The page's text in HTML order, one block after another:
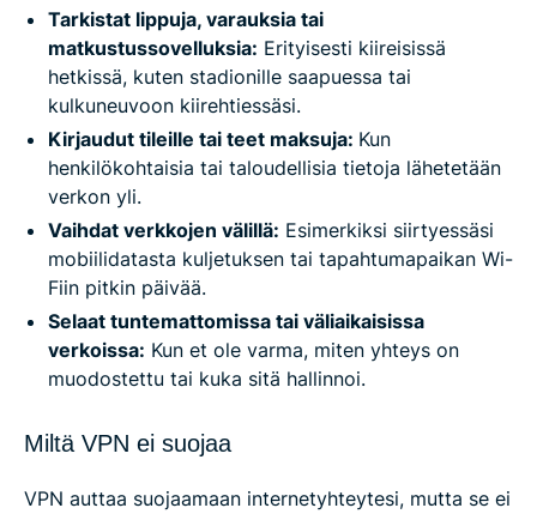
Tarkistat lippuja, varauksia tai
matkustussovelluksia: Erityisesti kiireisissä
hetkissä, kuten stadionille saapuessa tai
kulkuneuvoon kiirehtiessäsi.
Kirjaudut tileille tai teet maksuja: Kun
henkilökohtaisia tai taloudellisia tietoja lähetetään
verkon yli.
Vaihdat verkkojen välillä: Esimerkiksi siirtyessäsi
mobiilidatasta kuljetuksen tai tapahtumapaikan Wi-
Fiin pitkin päivää.
Selaat tuntemattomissa tai väliaikaisissa
verkoissa: Kun et ole varma, miten yhteys on
muodostettu tai kuka sitä hallinnoi.
Miltä VPN ei suojaa
VPN auttaa suojaamaan internetyhteytesi, mutta se ei